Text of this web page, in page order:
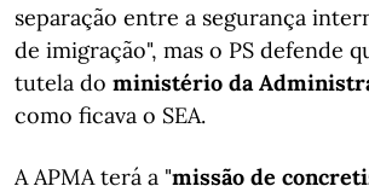
separação entre a segurança
de imigração", mas o PS defende
tutela do ministério da
como ficava o SEA.
A APMA terá a "missão de